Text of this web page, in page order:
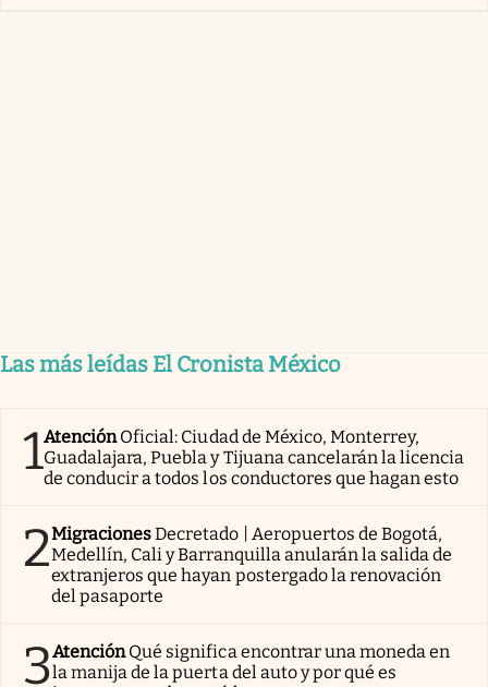
Las más leídas El Cronista México
1AtenciónOficial: Ciudad de México, Monterrey,
Guadalajara, Puebla y Tijuana cancelarán la licencia
de conducir a todos los conductores que hagan esto
2MigracionesDecretado | Aeropuertos de Bogotá,
Medellín, Cali y Barranquilla anularán la salida de
extranjeros que hayan postergado la renovación
del pasaporte
3AtenciónQué significa encontrar una moneda en
la manija de la puerta del auto y por qué es